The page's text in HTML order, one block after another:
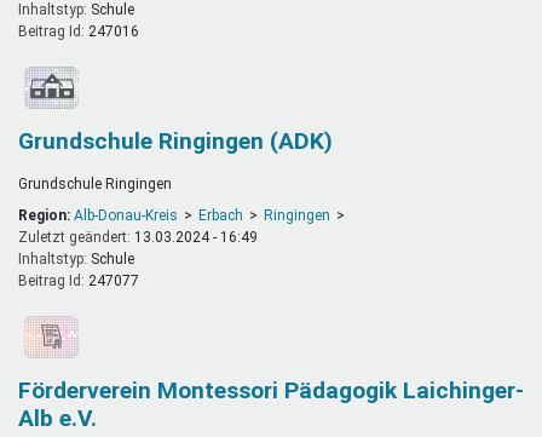
Inhaltstyp:
schule
Beitrag Id: 247016
Grundschule Ringingen (ADK)
Grundschule Ringingen
Region: Alb-Donau-Kreis Erbach
Ringingen
Zuletzt geändert: 13.03.2024 - 16:49
Inhaltstyp:
schule
Beitrag Id: 247077
Förderverein Montessori Pädagogik Laichinger-
Alb e.V.